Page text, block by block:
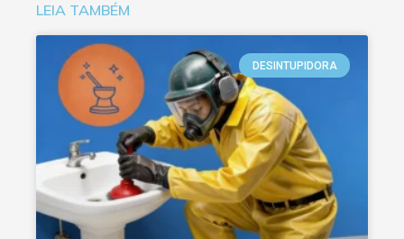
LEIA TAMBÉM
DESINTUPIDORA